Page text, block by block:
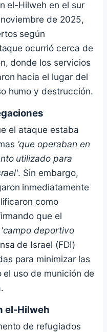
el-Hilweh en el sur
de 2025,
según
ocurrió cerca de
donde los servicios
hacia el lugar del
humo y destrucción.
el ataque estaba
'que operaban en
utilizado para
. Sin embargo,
inmediatamente
como
que el
'campo deportivo
de Israel (FDI)
para minimizar las
uso de munición de
el-Hilweh
de refugiados